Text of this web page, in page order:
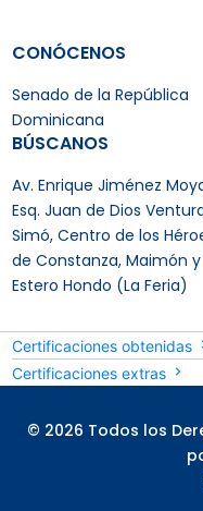
CONÓCENOS
Senado de la República
Dominicana
BÚSCANOS
Av. Enrique Jiménez
Esq. Juan de Dios
Simó, Centro de los
de Constanza, Maimón y
Estero Hondo (La Feria)
Certificaciones obtenidas
Certificaciones extras
© 2026 Todos los